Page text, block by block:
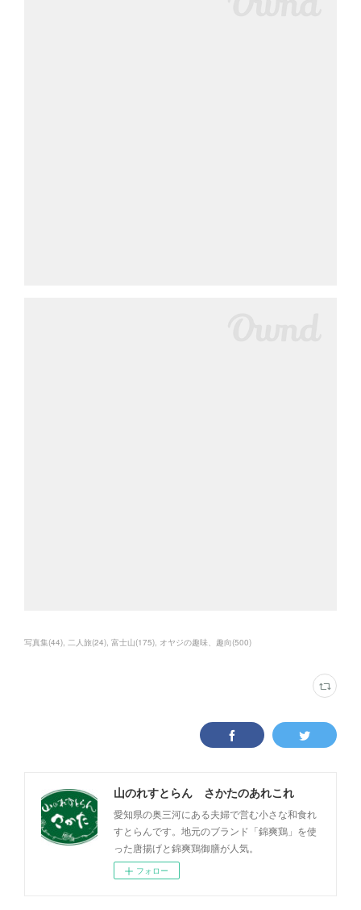
写真集(44) 二人旅(24) 富士山(175) オヤジの趣味、趣向(500)
山のれすとらん さかたのあれこれ
愛知県の奥三河にある夫婦で営む小さな和食れ
すとらんです。地元のブランド「錦爽鶏」を使
った唐揚げと錦爽鶏御膳が人気。
フォロー